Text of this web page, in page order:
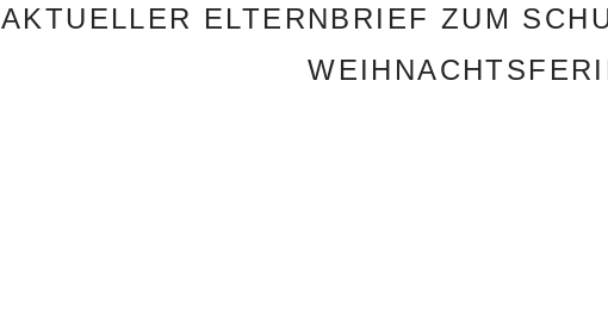
AKTUELLER ELTERNBRIEF ZUM